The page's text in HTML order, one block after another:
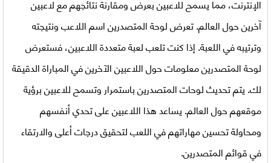
آخرين حول العالم. تعرض لوحة المتصدرين اسم اللاعب ونتيجته
وترتيبه في اللعبة. إذا كنت تلعب لعبة متعددة اللاعبين، فستعرض
لوحة المتصدرين معلومات حول اللاعبين الآخرين في المباراة الدقيقة
لك. يتم تحديث لوحات المتصدرين باستمرار وتسمح للاعبين برؤية
موقعهم حول العالم. يساعد هذا اللاعبين على تحدي أنفسهم
ومحاولة تحسين مهاراتهم في اللعب لتحقيق درجات أعلى والارتقاء
في قوائم المتصدرين.